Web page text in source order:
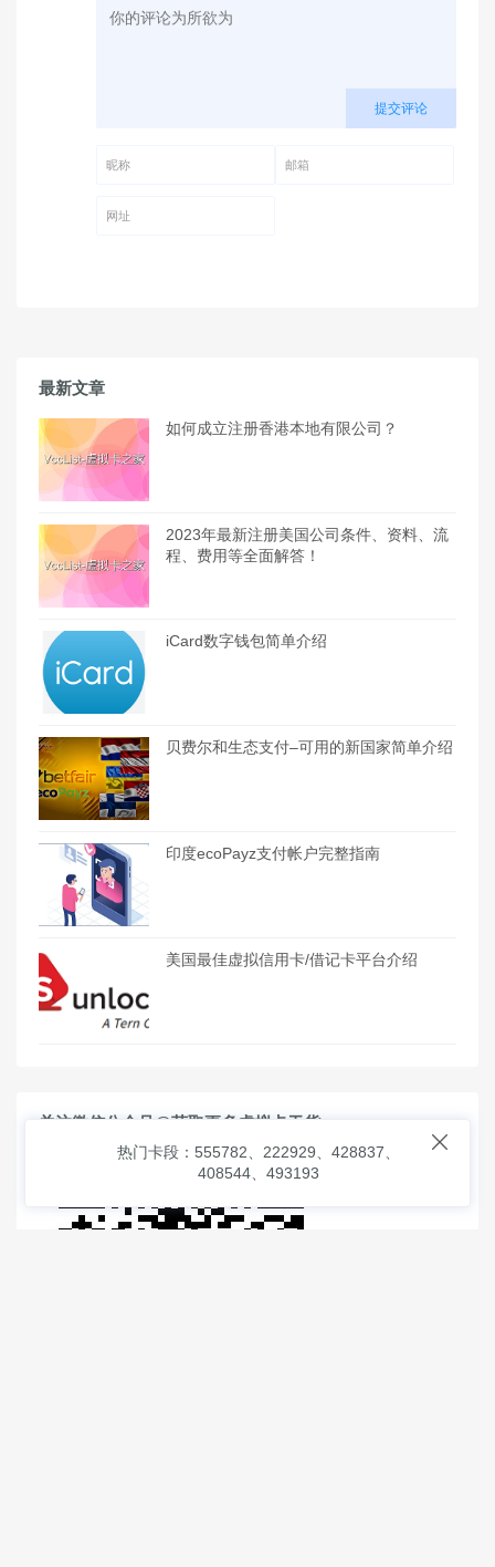
提交评论
最新文章
如何成立注册香港本地有限公司？
2023年最新注册美国公司条件、资料、流
程、费用等全面解答！
iCard数字钱包简单介绍
贝费尔和生态支付–可用的新国家简单介绍
印度ecoPayz支付帐户完整指南
美国最佳虚拟信用卡/借记卡平台介绍
关注微信公众号@获取更多虚拟卡干货

热门卡段：555782、222929、428837、
408544、493193